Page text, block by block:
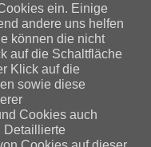
ein. Einige
andere uns helfen
können die nicht
auf die Schaltfläche
Klick auf die
sowie diese
Cookies auch
Detaillierte